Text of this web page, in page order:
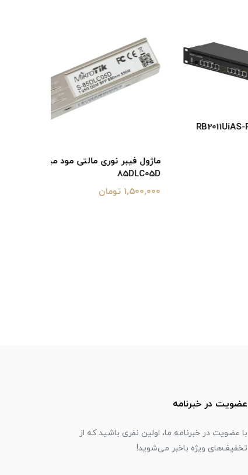
ماژول فیبر نوری مالتی مود میکروتیک S-
عضویت در خبرنامه
با عضویت در خبرنامه ما، اولین نفری باشید که از
تخفیف‌های ویژه باخبر می‌شوید!